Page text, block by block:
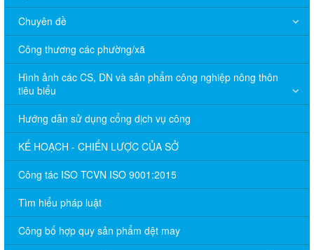
Chuyên đề
Công thương các phường/xã
Hình ảnh các CS, DN và sản phẩm công nghiệp nông thôn
tiêu biểu
Hướng dẫn sử dụng cổng dịch vụ công
KẾ HOẠCH - CHIẾN LƯỢC CỦA SỞ
Công tác ISO TCVN ISO 9001:2015
Tìm hiểu pháp luật
Công bố hợp quy sản phẩm dệt may